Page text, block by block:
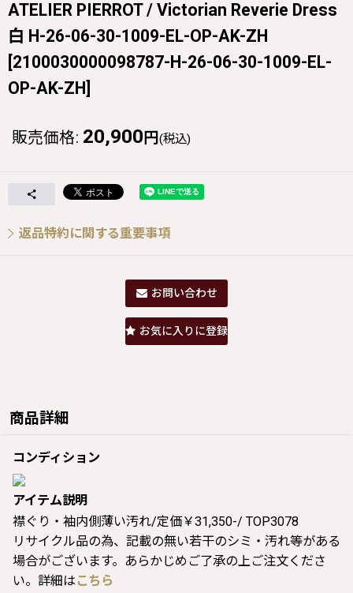
ATELIER PIERROT / Victorian Reverie Dress
白 H-26-06-30-1009-EL-OP-AK-ZH
[2100030000098787-H-26-06-30-1009-EL-
OP-AK-ZH]
販売価格: 20,900 円 (税込)
返品特約に関する重要事項
お問い合わせ
お気に入りに登録
商品詳細
コンディション
アイテム説明
襟ぐり・袖内側薄い汚れ/定価￥31,350-/ TOP3078
リサイクル品の為、記載の無い若干のシミ・汚れ等がある
場合がございます。あらかじめご了承の上ご注文くださ
い。詳細は こちら